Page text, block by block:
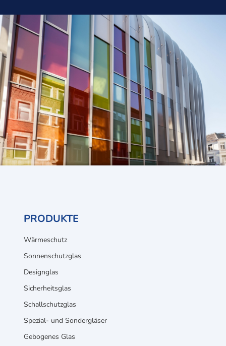
PRODUKTE
Wärmeschutz
Sonnenschutzglas
Designglas
Sicherheitsglas
Schallschutzglas
Spezial- und Sondergläser
Gebogenes Glas